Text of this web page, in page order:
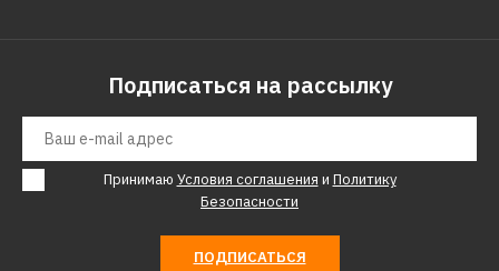
Подписаться на рассылку
Принимаю Условия соглашения и Политику
Безопасности
ПОДПИСАТЬСЯ